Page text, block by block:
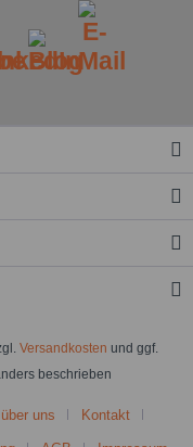
Versandkosten und ggf.
beschrieben
uns Kontakt